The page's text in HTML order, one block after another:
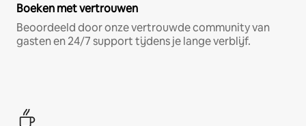
Boeken met vertrouwen
Beoordeeld door onze vertrouwde community van
gasten en 24/7 support tijdens je lange verblijf.